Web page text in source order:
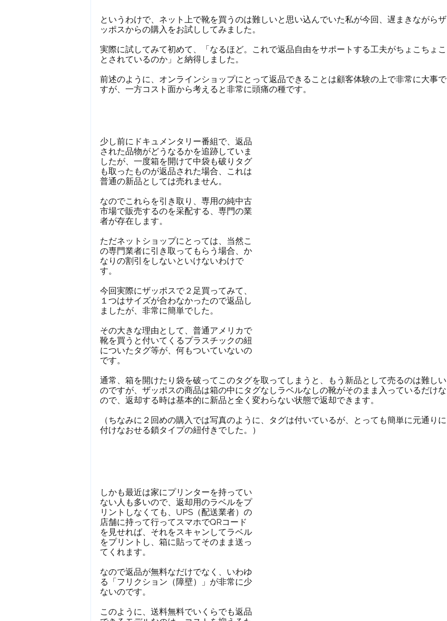
というわけで、ネット上で靴を買うのは難しいと思い込んでいた私が今回、遅まきながらザ
ッポスからの購入をお試ししてみました。
実際に試してみて初めて、「なるほど。これで返品自由をサポートする工夫がちょこちょこ
とされているのか」と納得しました。
前述のように、オンラインショップにとって返品できることは顧客体験の上で非常に大事で
すが、一方コスト面から考えると非常に頭痛の種です。
少し前にドキュメンタリー番組で、返品
された品物がどうなるかを追跡していま
したが、一度箱を開けて中袋も破りタグ
も取ったものが返品された場合、これは
普通の新品としては売れません。
なのでこれらを引き取り、専用の純中古
市場で販売するのを采配する、専門の業
者が存在します。
ただネットショップにとっては、当然こ
の専門業者に引き取ってもらう場合、か
なりの割引をしないといけないわけで
す。
今回実際にザッポスで２足買ってみて、
１つはサイズが合わなかったので返品し
ましたが、非常に簡単でした。
その大きな理由として、普通アメリカで
靴を買うと付いてくるプラスチックの紐
についたタグ等が、何もついていないの
です。
通常、箱を開けたり袋を破ってこのタグを取ってしまうと、もう新品として売るのは難しい
のですが、ザッポスの商品は箱の中にタグなしラベルなしの靴がそのまま入っているだけな
ので、返却する時は基本的に新品と全く変わらない状態で返却できます。
（ちなみに２回めの購入では写真のように、タグは付いているが、とっても簡単に元通りに
付けなおせる鎖タイプの紐付きでした。）
しかも最近は家にプリンターを持ってい
ない人も多いので、返却用のラベルをプ
リントしなくても、UPS（配送業者）の
店舗に持って行ってスマホでQRコード
を見せれば、それをスキャンしてラベル
をプリントし、箱に貼ってそのまま送っ
てくれます。
なので返品が無料なだけでなく、いわゆ
る「フリクション（障壁）」が非常に少
ないのです。
このように、送料無料でいくらでも返品